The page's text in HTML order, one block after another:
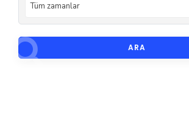
Tüm zamanlar
ARA